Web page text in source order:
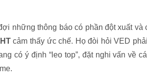
những thông báo có phần đột xuất
cảm thấy ức chế. Họ đòi hỏi VED
có ý định “leo top”, đặt nghi vấn về